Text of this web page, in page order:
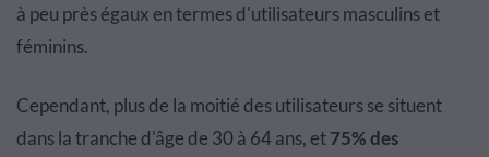
à peu près égaux en termes d'utilisateurs masculins et
féminins.
Cependant, plus de la moitié des utilisateurs se situent
dans la tranche d'âge de 30 à 64 ans, et75% des